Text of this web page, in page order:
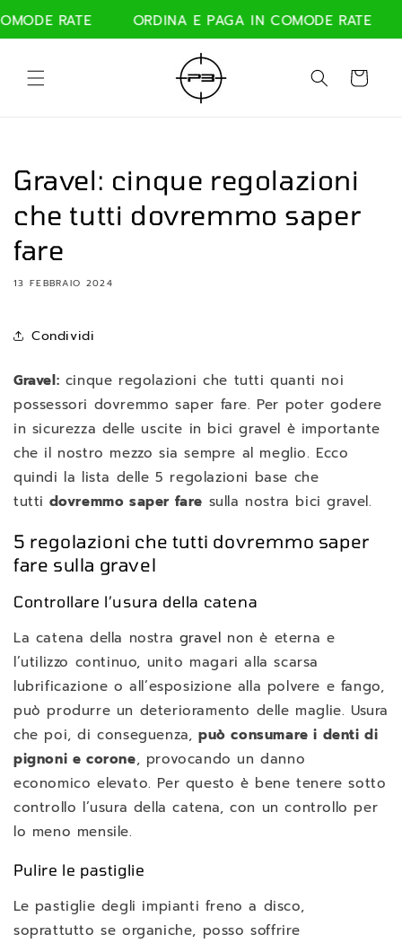
direttamente
ai contenuti
RATE ORDINA E PAGA IN COMODE RATE
Carrello
Gravel: cinque regolazioni
che tutti dovremmo saper
fare
13 FEBBRAIO 2024
Condividi
Gravel: cinque regolazioni che tutti quanti noi
possessori dovremmo saper fare. Per poter godere
in sicurezza delle uscite in bici gravel è importante
che il nostro mezzo sia sempre al meglio. Ecco
quindi la lista delle 5 regolazioni base che
tutti dovremmo saper fare sulla nostra bici gravel.
5 regolazioni che tutti dovremmo saper
fare sulla gravel
Controllare l’usura della catena
La catena della nostra gravel non è eterna e
l’utilizzo continuo, unito magari alla scarsa
lubrificazione o all’esposizione alla polvere e fango,
può produrre un deterioramento delle maglie. Usura
che poi, di conseguenza, può consumare i denti di
pignoni e corone, provocando un danno
economico elevato. Per questo è bene tenere sotto
controllo l’usura della catena, con un controllo per
lo meno mensile.
Pulire le pastiglie
Le pastiglie degli impianti freno a disco,
soprattutto se organiche, posso soffrire